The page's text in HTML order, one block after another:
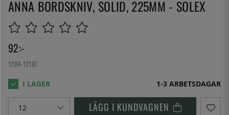
ANNA BORDSKNIV, SOLID, 225MM - SOLEX
92:-
1284-12787
1-3 ARBETSDAGAR
LÄGG I KUNDVAGNEN